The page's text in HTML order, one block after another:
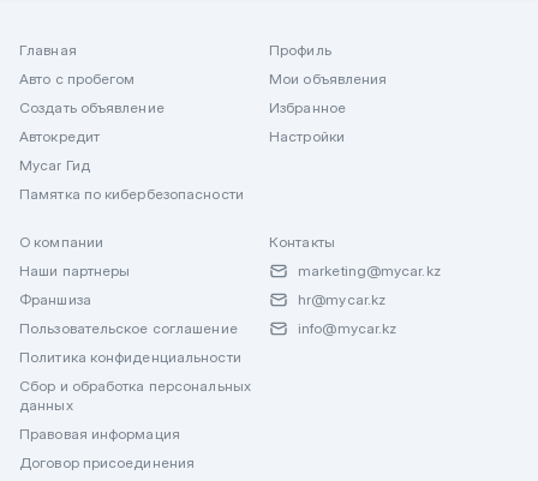
Главная
Авто с пробегом
Создать объявление
Автокредит
Mycar Гид
Памятка по кибербезопасности
Профиль
Мои объявления
Избранное
Настройки
О компании
Наши партнеры
Франшиза
Пользовательское соглашение
Политика конфиденциальности
Сбор и обработка персональных
данных
Правовая информация
Договор присоединения
Контакты
marketing@mycar.kz
hr@mycar.kz
info@mycar.kz